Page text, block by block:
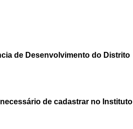
de Desenvolvimento do Distrito
de cadastrar no Instituto